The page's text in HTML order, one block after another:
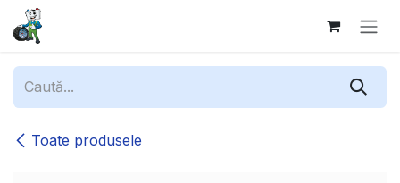
Sari la conținut
Toate produsele